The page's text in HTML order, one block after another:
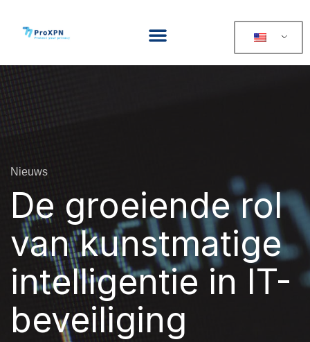
Nieuws
De groeiende rol
van kunstmatige
intelligentie in IT-
beveiliging